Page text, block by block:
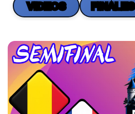
VIDEOS FINALES